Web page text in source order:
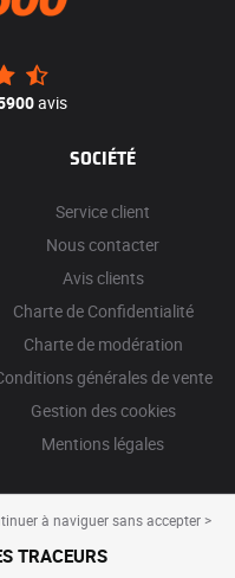
avis
SOCIÉTÉ
Service client
Nous contacter
Avis clients
Charte de Confidentialité
Charte de modération
générales de vente
Gestion des cookies
Mentions légales
à naviguer sans accepter >
TRACEURS